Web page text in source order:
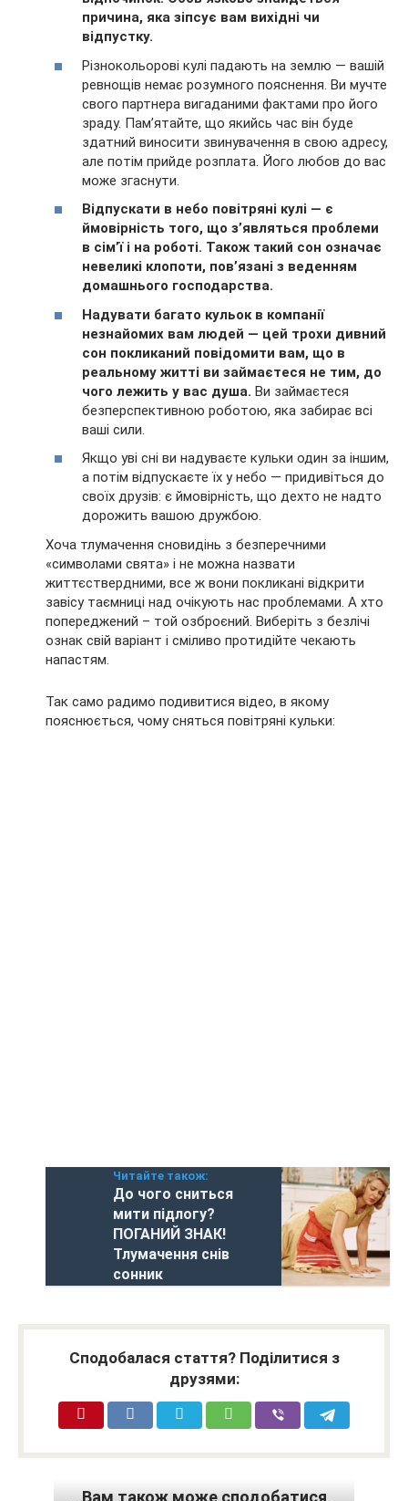
причина, яка зіпсує вам вихідні чи
відпустку.
Різнокольорові кулі падають на землю — вашій
ревнощів немає розумного пояснення. Ви мучте
свого партнера вигаданими фактами про його
зраду. Пам’ятайте, що якийсь час він буде
здатний виносити звинувачення в свою адресу,
але потім прийде розплата. Його любов до вас
може згаснути.
Відпускати в небо повітряні кулі — є
ймовірність того, що з’являться проблеми
в сім’ї і на роботі. Також такий сон означає
невеликі клопоти, пов’язані з веденням
домашнього господарства.
Надувати багато кульок в компанії
незнайомих вам людей — цей трохи дивний
сон покликаний повідомити вам, що в
реальному житті ви займаєтеся не тим, до
чого лежить у вас душа. Ви займаєтеся
безперспективною роботою, яка забирає всі
ваші сили.
Якщо уві сні ви надуваєте кульки один за іншим,
а потім відпускаєте їх у небо — придивіться до
своїх друзів: є ймовірність, що дехто не надто
дорожить вашою дружбою.
Хоча тлумачення сновидінь з безперечними
«символами свята» і не можна назвати
життєствердними, все ж вони покликані відкрити
завісу таємниці над очікують нас проблемами. А хто
попереджений – той озброєний. Виберіть з безлічі
ознак свій варіант і сміливо протидійте чекають
напастям.
Так само радимо подивитися відео, в якому
пояснюється, чому сняться повітряні кульки:
Читайте також:
До чого сниться
мити підлогу?
ПОГАНИЙ ЗНАК!
Тлумачення снів
сонник
Сподобалася стаття? Поділитися з
друзями:
Вам також може сподобатися